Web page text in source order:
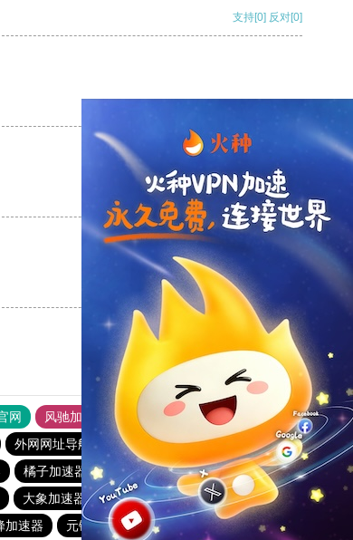
支持[0] 反对[0]
支持 [0] 反对 [0]
支持
网 风驰加速器
旋风加速器
外网网址导航 软件中心 雷霆加速
狂飙加速器
橘子加速器 黑洞官方加速器
2023免费加速神器
大象加速器 雷霆加速免费永久
橘子加速器
加速器 元链加速器 CC加速器 大象加速器